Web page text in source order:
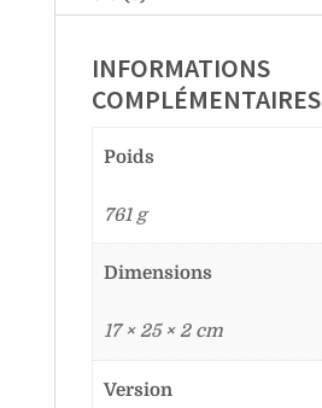
INFORMATIONS
COMPLÉMENTAIRES
Poids
761 g
Dimensions
17 × 25 × 2 cm
Version